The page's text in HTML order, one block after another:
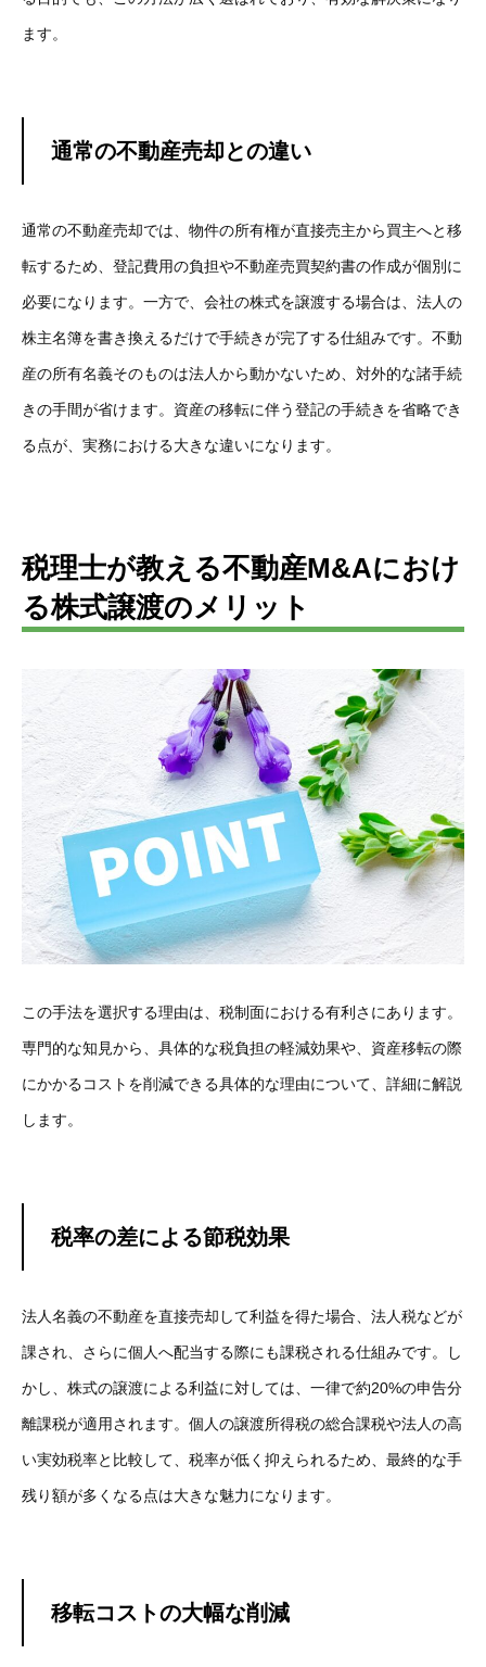
ます。
通常の不動産売却との違い
通常の不動産売却では、物件の所有権が直接売主から買主へと移
転するため、登記費用の負担や不動産売買契約書の作成が個別に
必要になります。一方で、会社の株式を譲渡する場合は、法人の
株主名簿を書き換えるだけで手続きが完了する仕組みです。不動
産の所有名義そのものは法人から動かないため、対外的な諸手続
きの手間が省けます。資産の移転に伴う登記の手続きを省略でき
る点が、実務における大きな違いになります。
税理士が教える不動産M&Aにおけ
る株式譲渡のメリット
この手法を選択する理由は、税制面における有利さにあります。
専門的な知見から、具体的な税負担の軽減効果や、資産移転の際
にかかるコストを削減できる具体的な理由について、詳細に解説
します。
税率の差による節税効果
法人名義の不動産を直接売却して利益を得た場合、法人税などが
課され、さらに個人へ配当する際にも課税される仕組みです。し
かし、株式の譲渡による利益に対しては、一律で約20%の申告分
離課税が適用されます。個人の譲渡所得税の総合課税や法人の高
い実効税率と比較して、税率が低く抑えられるため、最終的な手
残り額が多くなる点は大きな魅力になります。
移転コストの大幅な削減